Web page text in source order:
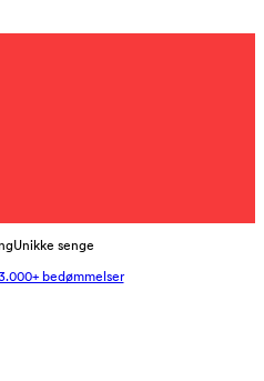
Unikke senge
bedømmelser